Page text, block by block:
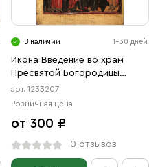
В наличии 1-30 дней
Икона Введение во храм
Пресвятой Богородицы
(АРТ.03207)
арт. 1233207
Розничная цена
от 300 ₽
0 отзывов